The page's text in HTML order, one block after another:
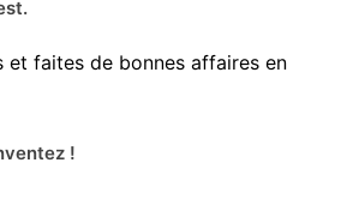
et faites de bonnes affaires en
!